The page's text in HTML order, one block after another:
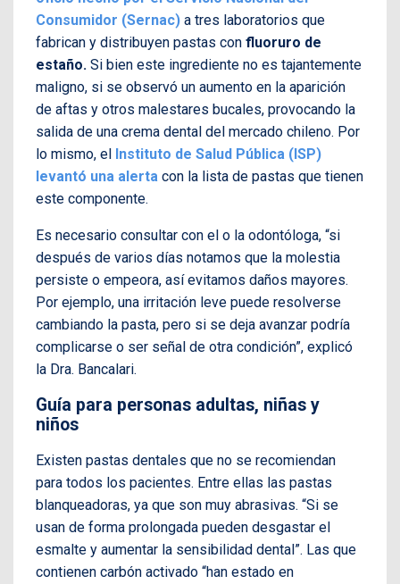
Consumidor (Sernac) a tres laboratorios que
fabrican y distribuyen pastas con fluoruro de
estaño. Si bien este ingrediente no es tajantemente
maligno, si se observó un aumento en la aparición
de aftas y otros malestares bucales, provocando la
salida de una crema dental del mercado chileno. Por
lo mismo, el
Instituto de Salud Pública (ISP)
levantó una alerta con la lista de pastas que tienen
este componente.
Es necesario consultar con el o la odontóloga, “si
después de varios días notamos que la molestia
persiste o empeora, así evitamos daños mayores.
Por ejemplo, una irritación leve puede resolverse
cambiando la pasta, pero si se deja avanzar podría
complicarse o ser señal de otra condición”, explicó
la Dra. Bancalari.
Guía para personas adultas, niñas y
niños
Existen pastas dentales que no se recomiendan
para todos los pacientes. Entre ellas las pastas
blanqueadoras, ya que son muy abrasivas. “Si se
usan de forma prolongada pueden desgastar el
esmalte y aumentar la sensibilidad dental”. Las que
contienen carbón activado “han estado en